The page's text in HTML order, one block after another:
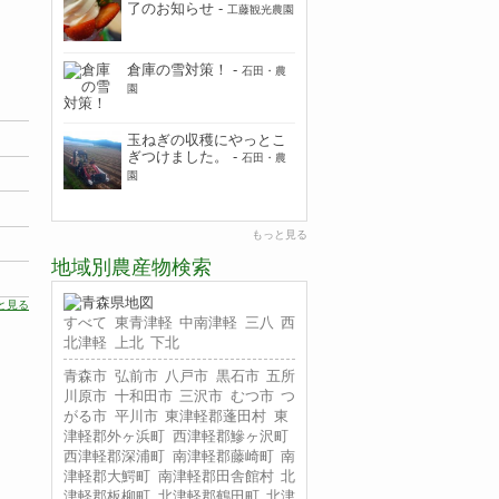
見る
了のお知らせ - 工藤観光農園
倉庫の雪対策！ - 石田・農
園
玉ねぎの収穫にやっとこ
ぎつけました。
- 石田・農
園
もっと見る
地域別農産物検索
すべて 東青津軽 中南津軽 三八 西
北津軽
上北 下北
青森市 弘前市 八戸市 黒石市 五所
川原市 十和田市 三沢市 むつ市 つ
がる市 平川市 東津軽郡蓬田村 東
津軽郡外ヶ浜町 西津軽郡鰺ヶ沢町
西津軽郡深浦町 南津軽郡藤崎町 南
津軽郡大鰐町 南津軽郡田舎館村 北